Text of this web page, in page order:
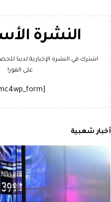
النشرة
اشترك في النشرة الإخبارية لدينا
على الفور!
[mc4wp_form]
أخبار شعبية